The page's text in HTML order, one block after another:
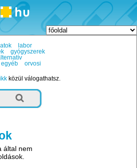
labor
gyógyszerek
egyéb
orvosi
közül válogathatsz.
által nem